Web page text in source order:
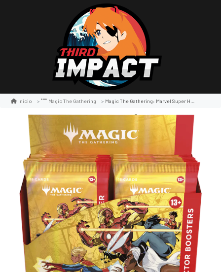
Inicio Magic The Gathering Magic The Gathering: Marvel Super Heroes Collector Booster Display